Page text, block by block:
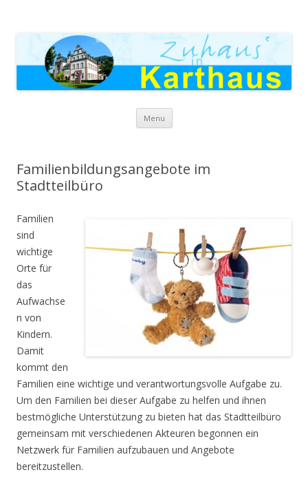
Menu Skip to content
Familienbildungsangebote im
Stadtteilbüro
Familien
sind
wichtige
Orte für
das
Aufwachse
n von
Kindern.
Damit
kommt den
Familien eine wichtige und verantwortungsvolle Aufgabe zu.
Um den Familien bei dieser Aufgabe zu helfen und ihnen
bestmögliche Unterstützung zu bieten hat das Stadtteilbüro
gemeinsam mit verschiedenen Akteuren begonnen ein
Netzwerk für Familien aufzubauen und Angebote
bereitzustellen.